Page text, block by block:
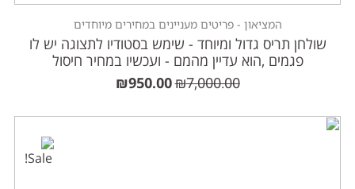
המציאון - פריטים מעניינים במחירים מיוחדים
שולחן תריס גדול ומיוחד - שימש בסטודיו לתצוגה יש לו
פגמים ,הוא עדיין מהמם - ועכשיו במחיר חיסול
₪7,000.00
₪950.00